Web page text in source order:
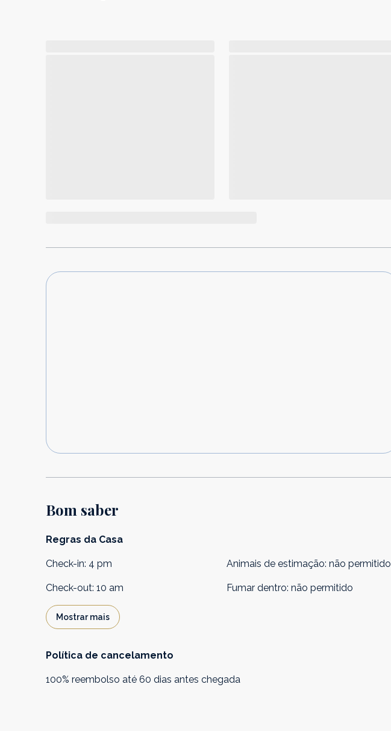
Bom saber
Regras da Casa
Check-in: 4 pm
Check-out: 10 am
Animais de estimação: não permitido
Fumar dentro: não permitido
Mostrar mais
Política de cancelamento
100% reembolso até 60 dias antes chegada